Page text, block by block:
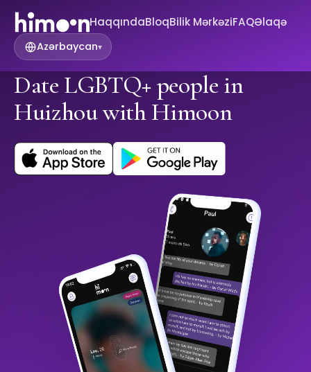
HaqqındaBloqBilik MərkəziFAQƏlaqə
Azərbaycan▾
Date LGBTQ+ people in
Huizhou with Himoon